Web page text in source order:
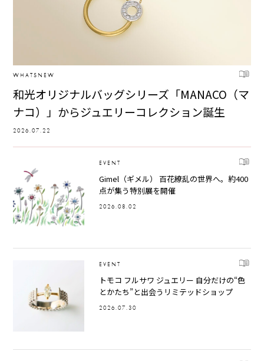
WHATSNEW
和光オリジナルバッグシリーズ「MANACO（マ
ナコ）」からジュエリーコレクション誕生
2026.07.22
EVENT
Gimel（ギメル） 百花繚乱の世界へ。約400
点が集う特別展を開催
2026.08.02
EVENT
トモコ フルサワ ジュエリー 自分だけの“色
とかたち”と出会うリミテッドショップ
2026.07.30